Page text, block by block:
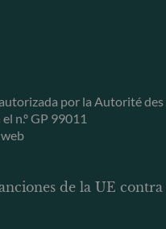
por la Autorité des
n.º GP 99011
de la UE contra